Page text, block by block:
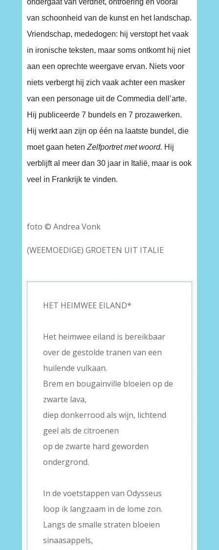
ondergaat van verdriet, ontroering en vooral
van schoonheid van de kunst en het landschap.
Vriendschap, mededogen: hij verstopt het vaak
in ironische teksten, maar soms ontkomt hij niet
aan een oprechte weergave ervan. Niets voor
niets verbergt hij zich vaak achter een masker
van een personage uit de Commedia dell’arte.
Hij publiceerde 7 bundels en 7 prozawerken.
Hij werkt aan zijn op één na laatste bundel, die
moet gaan heten Zelfportret met woord. Hij
verblijft al meer dan 30 jaar in Italië, maar is ook
veel in Frankrijk te vinden.
foto © Andrea Vonk
(WEEMOEDIGE) GROETEN UIT ITALIE
HET HEIMWEE EILAND*
Het heimwee eiland is bereikbaar
over de gestolde tranen van een
huilende vulkaan.
Brem en bougainville bloeien op de
zwarte lava,
diep donkerrood als wijn, lichtend
geel als de citroenen
op de zwarte hard geworden
ondergrond.
In de voetstappen van Odysseus
loop ik langzaam in de lome zon.
Langs de smalle straten bloeien
sinaasappels,